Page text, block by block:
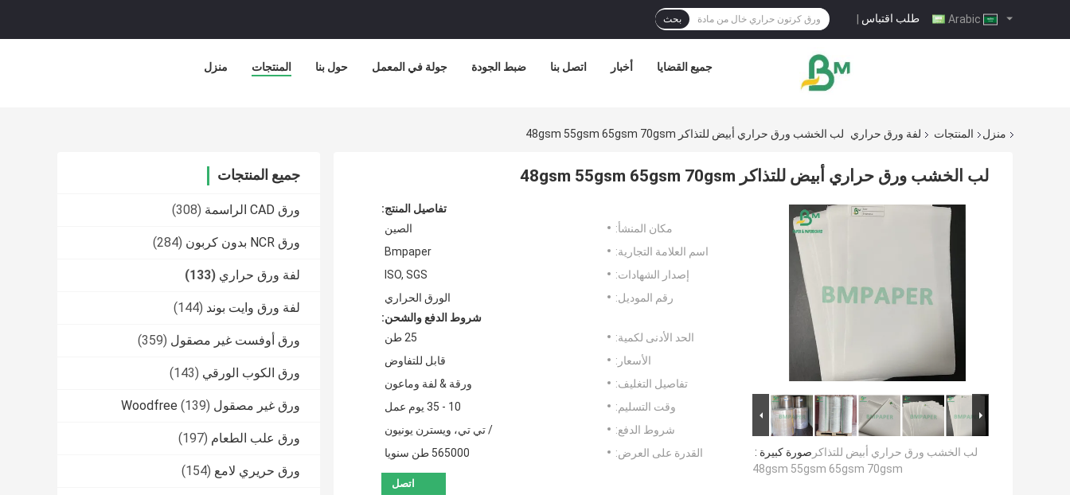
طلب اقتباس | بحث
منزل المنتجات حول بنا جولة في المعمل ضبط الجودة اتصل بنا أخبار جميع القضايا
منزل المنتجات لفة ورق حراري لب الخشب ورق حراري أبيض للتذاكر 48gsm 55gsm 65gsm 70gsm
جميع المنتجات
ورق CAD الراسمة (308)
ورق NCR بدون كربون (284)
لفة ورق حراري (133)
لفة ورق وايت بوند (144)
ورق أوفست غير مصقول (359)
ورق الكوب الورقي (143)
ورق غير مصقول Woodfree (139)
ورق علب الطعام (197)
ورق حريري لامع (154)
لب الخشب ورق حراري أبيض للتذاكر 48gsm 55gsm 65gsm 70gsm
صورة كبيرة : لب الخشب ورق حراري أبيض للتذاكر
48gsm 55gsm 65gsm 70gsm
تفاصيل المنتج:
مكان المنشأ:
الصين
اسم العلامة التجارية:
Bmpaper
إصدار الشهادات:
ISO, SGS
رقم الموديل:
الورق الحراري
شروط الدفع والشحن:
الحد الأدنى لكمية:
25 طن
الأسعار:
قابل للتفاوض
تفاصيل التغليف:
ورقة & لفة وماعون
وقت التسليم:
10 - 35 يوم عمل
شروط الدفع:
/ تي تي، ويسترن يونيون
القدرة على العرض:
565000 طن سنويا
اتصل